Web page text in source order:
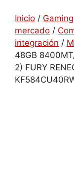
Inicio /
mercado /
integración /
48GB
2) FURY